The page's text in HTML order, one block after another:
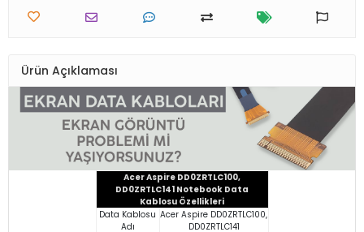
Ürün Açıklaması
Acer Aspire DD0ZRTLC100,
DD0ZRTLC141 Notebook Data
Kablosu Özellikleri
Data Kablosu
Adı
Acer Aspire DD0ZRTLC100,
DD0ZRTLC141